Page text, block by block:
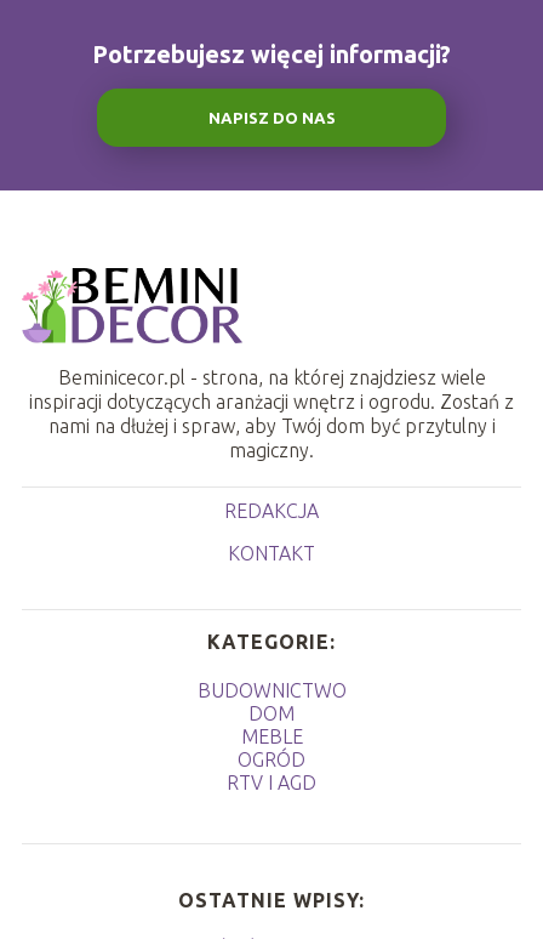
Potrzebujesz więcej informacji?
NAPISZ DO NAS
Beminicecor.pl - strona, na której znajdziesz wiele
inspiracji dotyczących aranżacji wnętrz i ogrodu. Zostań z
nami na dłużej i spraw, aby Twój dom być przytulny i
magiczny.
REDAKCJA
KONTAKT
KATEGORIE:
BUDOWNICTWO
DOM
MEBLE
OGRÓD
RTV I AGD
OSTATNIE WPISY: